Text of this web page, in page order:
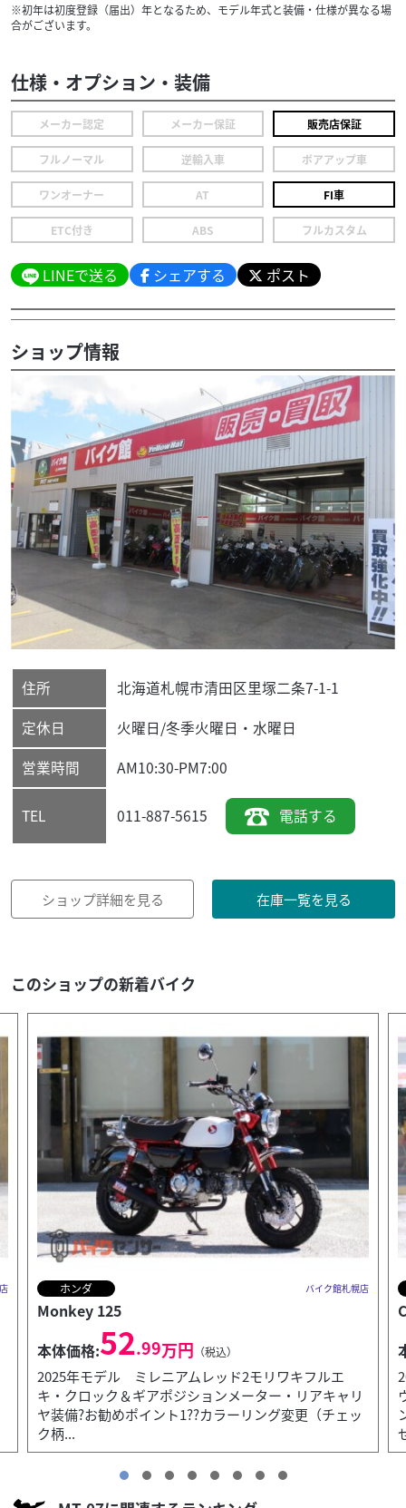
※初年は初度登録（届出）年となるため、モデル年式と装備・仕様が異なる場
合がございます。
仕様・オプション・装備
メーカー認定 メーカー保証 販売店保証
フルノーマル 逆輸入車 ボアアップ車
ワンオーナー AT FI車
ETC付き ABS フルカスタム
LINEで送る シェアする ポスト
ショップ情報
住所 北海道札幌市清田区里塚二条7-1-1
定休日
火曜日/冬季火曜日・水曜日
営業時間
AM10:30-PM7:00
TEL 011-887-5615 電話する
ショップ詳細を見る 在庫一覧を見る
このショップの新着バイク
ホンダ バイク館札幌店
CROSS CUB 110
本体価格:35.99万円 （税込）
2022年モデル マットアーマードグリーンメタリック
ウインドスクリーン・USB電源・キャリヤ等オプショ
ン多数スーパーカブに、アウトドアレジャーを想起さ
せる...